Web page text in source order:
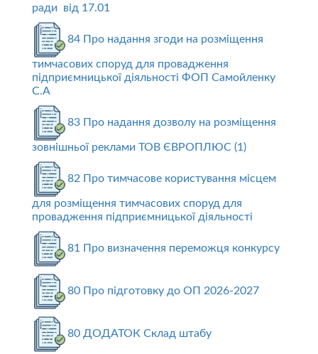
ради від 17.01
84 Про надання згоди на розміщення
тимчасових споруд для провадження
підприємницької діяльності ФОП Самойленку
С.А
83 Про надання дозволу на розміщення
зовнішньої реклами ТОВ ЄВРОПЛЮС (1)
82 Про тимчасове користування місцем
для розміщення тимчасових споруд для
провадження підприємницької діяльності
81 Про визначення переможця конкурсу
80 Про підготовку до ОП 2026-2027
80 ДОДАТОК Склад штабу